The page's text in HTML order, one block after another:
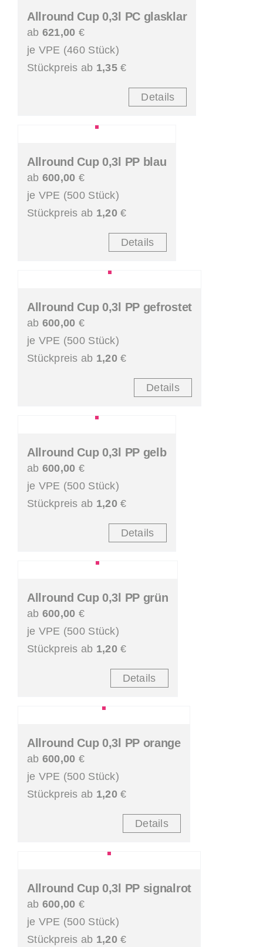
Allround Cup 0,3l PC glasklar
ab 621,00 €
je VPE (460 Stück)
Stückpreis ab 1,35€
Details
Allround Cup 0,3l PP blau
ab 600,00 €
je VPE (500 Stück)
Stückpreis ab 1,20€
Details
Allround Cup 0,3l PP gefrostet
ab 600,00 €
je VPE (500 Stück)
Stückpreis ab 1,20€
Details
Allround Cup 0,3l PP gelb
ab 600,00 €
je VPE (500 Stück)
Stückpreis ab 1,20€
Details
Allround Cup 0,3l PP grün
ab 600,00 €
je VPE (500 Stück)
Stückpreis ab 1,20€
Details
Allround Cup 0,3l PP orange
ab 600,00 €
je VPE (500 Stück)
Stückpreis ab 1,20€
Details
Allround Cup 0,3l PP signalrot
ab 600,00 €
je VPE (500 Stück)
Stückpreis ab 1,20€